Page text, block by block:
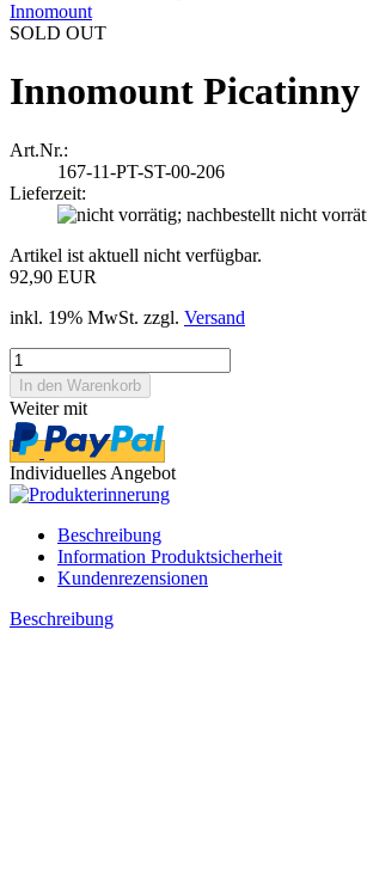
Innomount
SOLD OUT
Innomount Picatinny
Art.Nr.:
167-11-PT-ST-00-206
Lieferzeit:
nicht
Artikel ist aktuell nicht verfügbar.
92,90 EUR
inkl. 19% MwSt. zzgl. Versand
Weiter mit
Individuelles Angebot
Beschreibung
Information Produktsicherheit
Kundenrezensionen
Beschreibung